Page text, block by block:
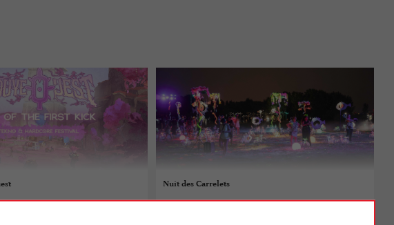
Nuit des Carrelets